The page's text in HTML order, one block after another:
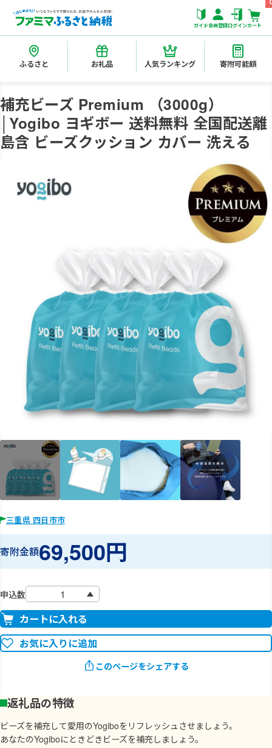
ガイド会員登録ログインカート
ふるさと お礼品 人気ランキング 寄附可能額
補充ビーズ Premium （3000g）
│Yogibo ヨギボー 送料無料 全国配送離
島含 ビーズクッション カバー 洗える
三重県 四日市市
寄附金額69,500円
申込数
カートに入れる
お気に入りに追加
このページをシェアする
返礼品の特徴
ビーズを補充して愛用のYogiboをリフレッシュさせましょう。
あなたのYogiboにときどきビーズを補充しましょう。